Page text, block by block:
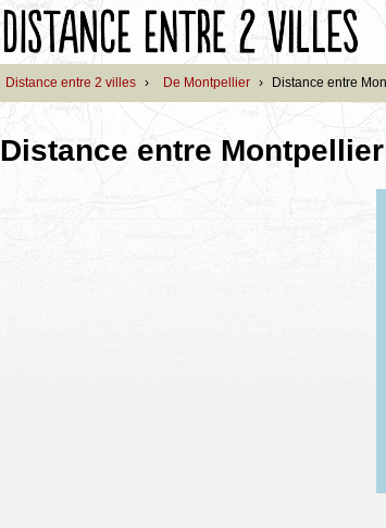
Distance entre 2 villes › De Montpellier › Distance entre
Distance entre